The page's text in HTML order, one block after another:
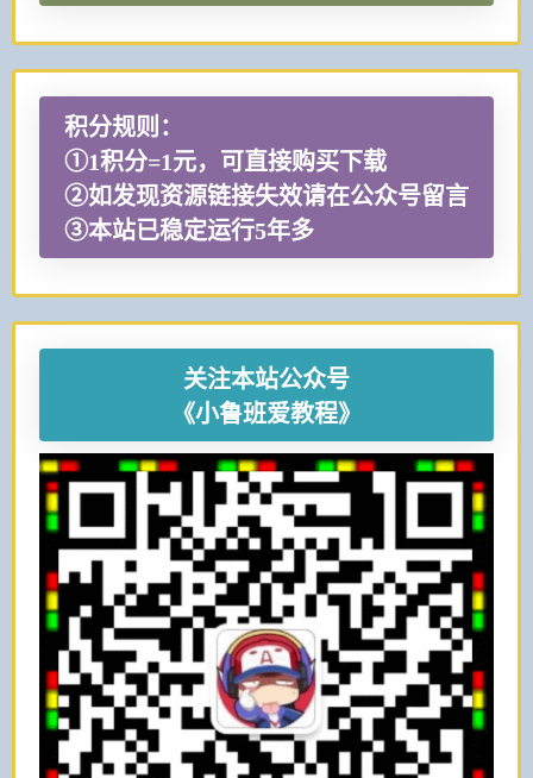
积分规则：
①1积分=1元，可直接购买下载
②如发现资源链接失效请在公众号留言
③本站已稳定运行5年多
关注本站公众号
《小鲁班爱教程》